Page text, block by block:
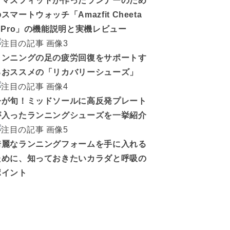
スマートウォッチ「Amazfit Cheeta
」の機能説明と実機レビュー
ニングの足の疲労回復をサポートす
ススメの「リカバリーシューズ」
旬！ミッドソールに高反発プレート
ったランニングシューズを一挙紹介
なランニングフォームを手に入れる
に、知っておきたいカラダと呼吸の
ント